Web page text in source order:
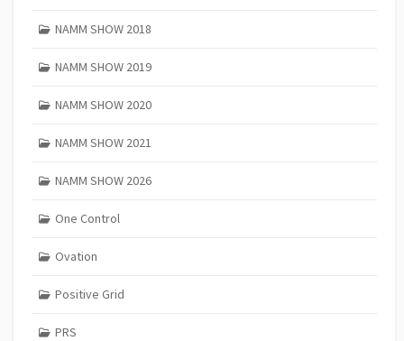
NAMM SHOW 2018
NAMM SHOW 2019
NAMM SHOW 2020
NAMM SHOW 2021
NAMM SHOW 2026
One Control
Ovation
Positive Grid
PRS